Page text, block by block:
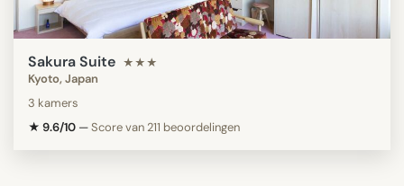
Sakura Suite ★★★
Kyoto, Japan
3 kamers
★ 9.6/10 —Score van 211 beoordelingen